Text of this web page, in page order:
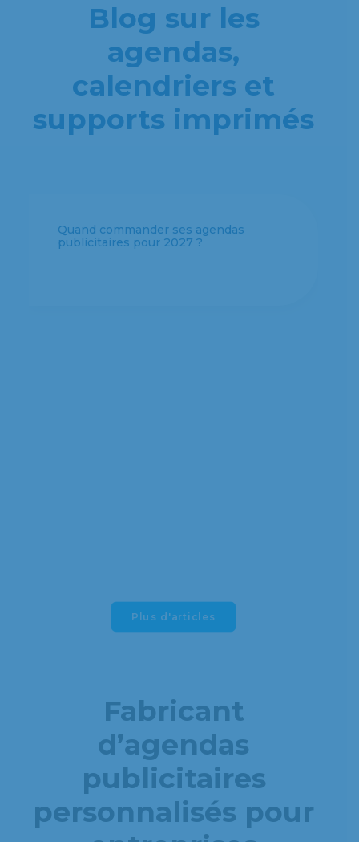
Blog sur les
agendas,
calendriers et
supports imprimés
Quand commander ses agendas
publicitaires pour 2027 ?
Plus d'articles
Fabricant
d’agendas
publicitaires
personnalisés pour